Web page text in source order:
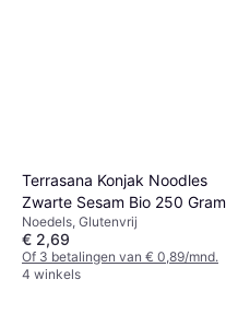
Terrasana Konjak Noodles
Zwarte Sesam Bio 250 Gram
Noedels, Glutenvrij
€ 2,69
Of 3 betalingen van € 0,89/mnd.
4 winkels